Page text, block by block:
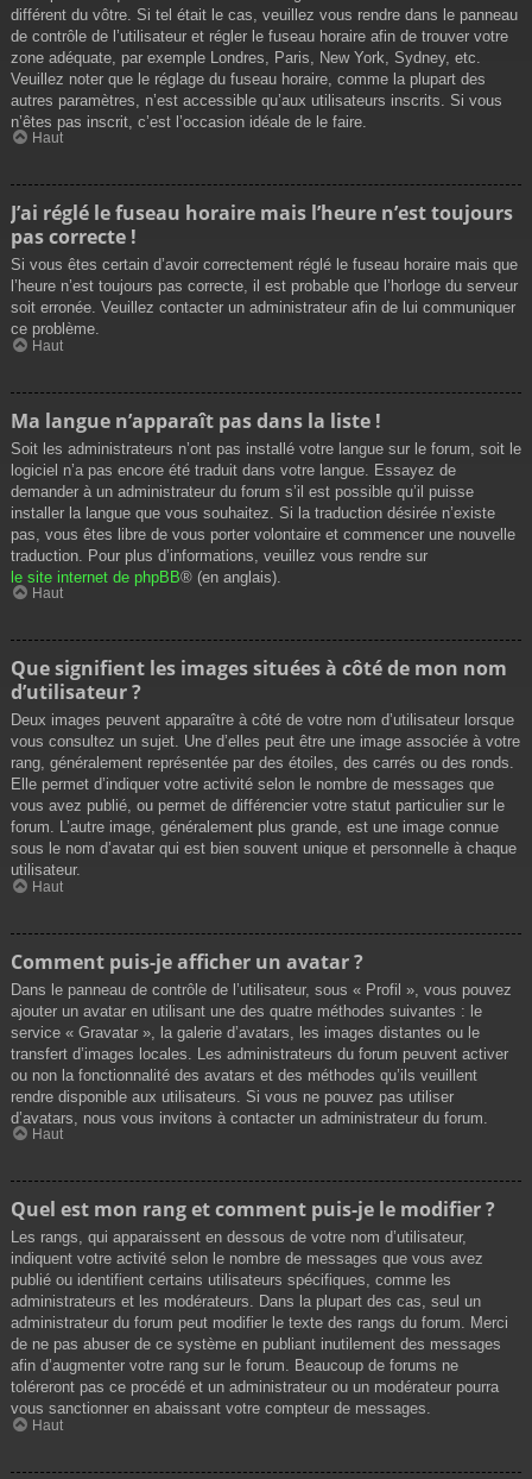
différent du vôtre. Si tel était le cas, veuillez vous rendre dans le panneau
de contrôle de l’utilisateur et régler le fuseau horaire afin de trouver votre
zone adéquate, par exemple Londres, Paris, New York, Sydney, etc.
Veuillez noter que le réglage du fuseau horaire, comme la plupart des
autres paramètres, n’est accessible qu’aux utilisateurs inscrits. Si vous
n’êtes pas inscrit, c’est l’occasion idéale de le faire.
Haut
J’ai réglé le fuseau horaire mais l’heure n’est toujours
pas correcte !
Si vous êtes certain d’avoir correctement réglé le fuseau horaire mais que
l’heure n’est toujours pas correcte, il est probable que l’horloge du serveur
soit erronée. Veuillez contacter un administrateur afin de lui communiquer
ce problème.
Haut
Ma langue n’apparaît pas dans la liste !
Soit les administrateurs n’ont pas installé votre langue sur le forum, soit le
logiciel n’a pas encore été traduit dans votre langue. Essayez de
demander à un administrateur du forum s’il est possible qu’il puisse
installer la langue que vous souhaitez. Si la traduction désirée n’existe
pas, vous êtes libre de vous porter volontaire et commencer une nouvelle
traduction. Pour plus d’informations, veuillez vous rendre sur
le site internet de phpBB® (en anglais).
Haut
Que signifient les images situées à côté de mon nom
d’utilisateur ?
Deux images peuvent apparaître à côté de votre nom d’utilisateur lorsque
vous consultez un sujet. Une d’elles peut être une image associée à votre
rang, généralement représentée par des étoiles, des carrés ou des ronds.
Elle permet d’indiquer votre activité selon le nombre de messages que
vous avez publié, ou permet de différencier votre statut particulier sur le
forum. L’autre image, généralement plus grande, est une image connue
sous le nom d’avatar qui est bien souvent unique et personnelle à chaque
utilisateur.
Haut
Comment puis-je afficher un avatar ?
Dans le panneau de contrôle de l’utilisateur, sous « Profil », vous pouvez
ajouter un avatar en utilisant une des quatre méthodes suivantes : le
service « Gravatar », la galerie d’avatars, les images distantes ou le
transfert d’images locales. Les administrateurs du forum peuvent activer
ou non la fonctionnalité des avatars et des méthodes qu’ils veuillent
rendre disponible aux utilisateurs. Si vous ne pouvez pas utiliser
d’avatars, nous vous invitons à contacter un administrateur du forum.
Haut
Quel est mon rang et comment puis-je le modifier ?
Les rangs, qui apparaissent en dessous de votre nom d’utilisateur,
indiquent votre activité selon le nombre de messages que vous avez
publié ou identifient certains utilisateurs spécifiques, comme les
administrateurs et les modérateurs. Dans la plupart des cas, seul un
administrateur du forum peut modifier le texte des rangs du forum. Merci
de ne pas abuser de ce système en publiant inutilement des messages
afin d’augmenter votre rang sur le forum. Beaucoup de forums ne
toléreront pas ce procédé et un administrateur ou un modérateur pourra
vous sanctionner en abaissant votre compteur de messages.
Haut